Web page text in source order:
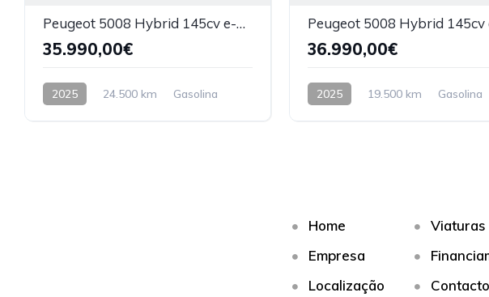
Peugeot 5008 Hybrid 145cv e-DCS6 (Automatic) Allure Plus 7 lugares 5 portas
35.990,00€
2025 24.500 km
Gasolina
36.990,00€
2025 19.500 km
Gasolina
Home
Viaturas
Empresa
Localização